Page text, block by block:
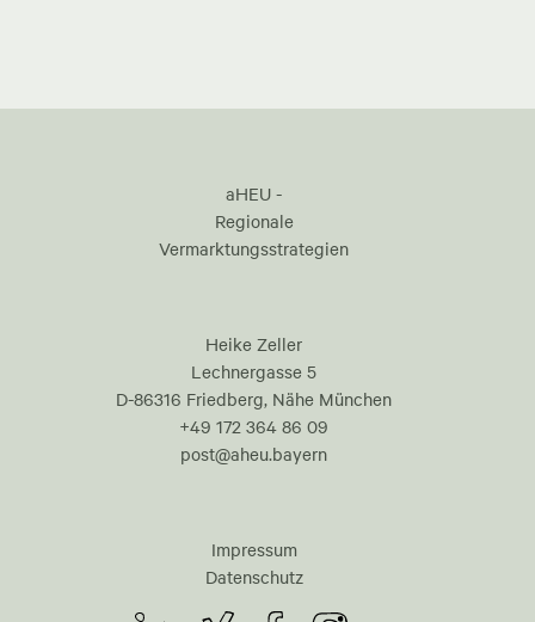
aHEU -
Regionale
Vermarktungsstrategien
Heike Zeller
Lechnergasse 5
D-86316 Friedberg, Nähe München
+49 172 364 86 09
post@aheu.bayern
Impressum
Datenschutz